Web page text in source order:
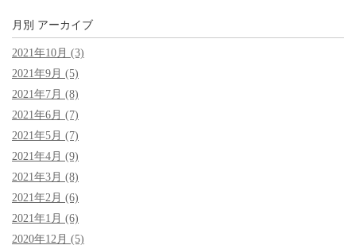
月別 アーカイブ
2021年10月 (3)
2021年9月 (5)
2021年7月 (8)
2021年6月 (7)
2021年5月 (7)
2021年4月 (9)
2021年3月 (8)
2021年2月 (6)
2021年1月 (6)
2020年12月 (5)